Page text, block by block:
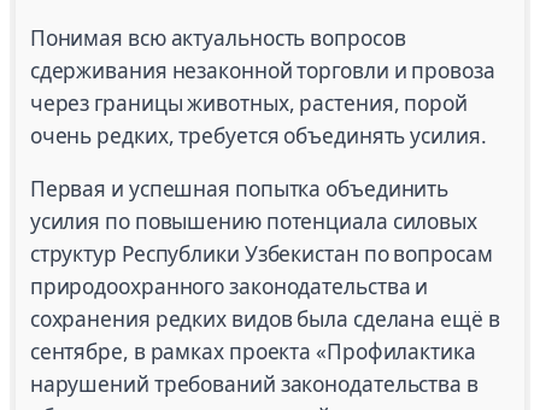
Понимая всю актуальность вопросов
сдерживания незаконной торговли и провоза
через границы животных, растения, порой
очень редких, требуется объединять усилия.
Первая и успешная попытка объединить
усилия по повышению потенциала силовых
структур Республики Узбекистан по вопросам
природоохранного законодательства и
сохранения редких видов была сделана ещё в
сентябре, в рамках проекта «Профилактика
нарушений требований законодательства в